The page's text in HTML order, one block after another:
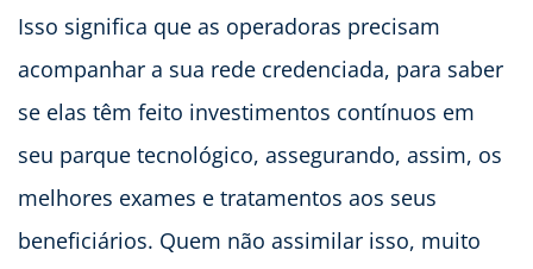
Isso significa que as operadoras precisam
acompanhar a sua rede credenciada, para saber
se elas têm feito investimentos contínuos em
seu parque tecnológico, assegurando, assim, os
melhores exames e tratamentos aos seus
beneficiários. Quem não assimilar isso, muito